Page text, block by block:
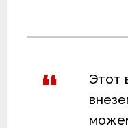
Этот